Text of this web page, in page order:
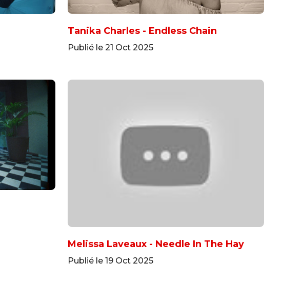
Tanika Charles - Endless Chain
Publié le 21 Oct 2025
Melissa Laveaux - Needle In The Hay
Publié le 19 Oct 2025